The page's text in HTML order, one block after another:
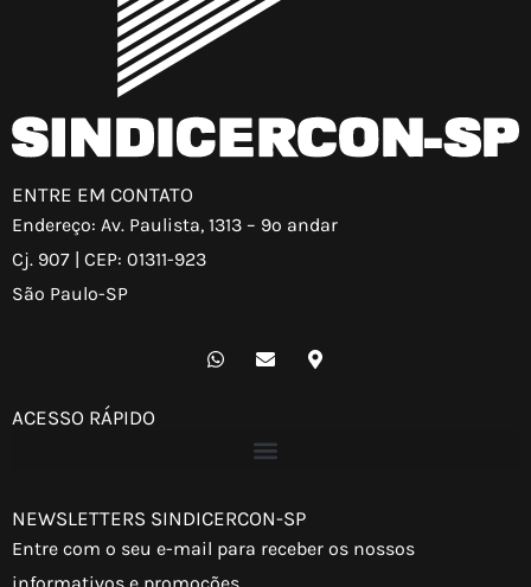
ENTRE EM CONTATO
Endereço: Av. Paulista, 1313 – 9º andar
Cj. 907 | CEP: 01311-923
São Paulo-SP
W
h
E
n
o
p
M
a
-
a
ACESSO RÁPIDO
NEWSLETTERS SINDICERCON-SP
Entre com o seu e-mail para receber os nossos